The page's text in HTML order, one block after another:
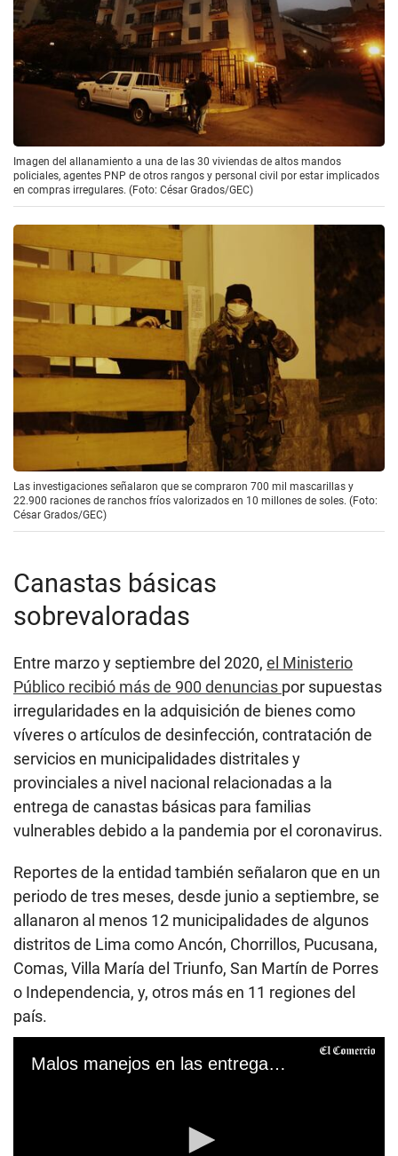
Imagen del allanamiento a una de las 30 viviendas de altos mandos
policiales, agentes PNP de otros rangos y personal civil por estar implicados
en compras irregulares. (Foto: César Grados/GEC)
Las investigaciones señalaron que se compraron 700 mil mascarillas y
22.900 raciones de ranchos fríos valorizados en 10 millones de soles. (Foto:
César Grados/GEC)
Canastas básicas
sobrevaloradas
Entre marzo y septiembre del 2020, el Ministerio
Público recibió más de 900 denuncias por supuestas
irregularidades en la adquisición de bienes como
víveres o artículos de desinfección, contratación de
servicios en municipalidades distritales y
provinciales a nivel nacional relacionadas a la
entrega de canastas básicas para familias
vulnerables debido a la pandemia por el coronavirus.
Reportes de la entidad también señalaron que en un
periodo de tres meses, desde junio a septiembre, se
allanaron al menos 12 municipalidades de algunos
distritos de Lima como Ancón, Chorrillos, Pucusana,
Comas, Villa María del Triunfo, San Martín de Porres
o Independencia, y, otros más en 11 regiones del
país.
Malos manejos en las entregas de canastas en cuarentena